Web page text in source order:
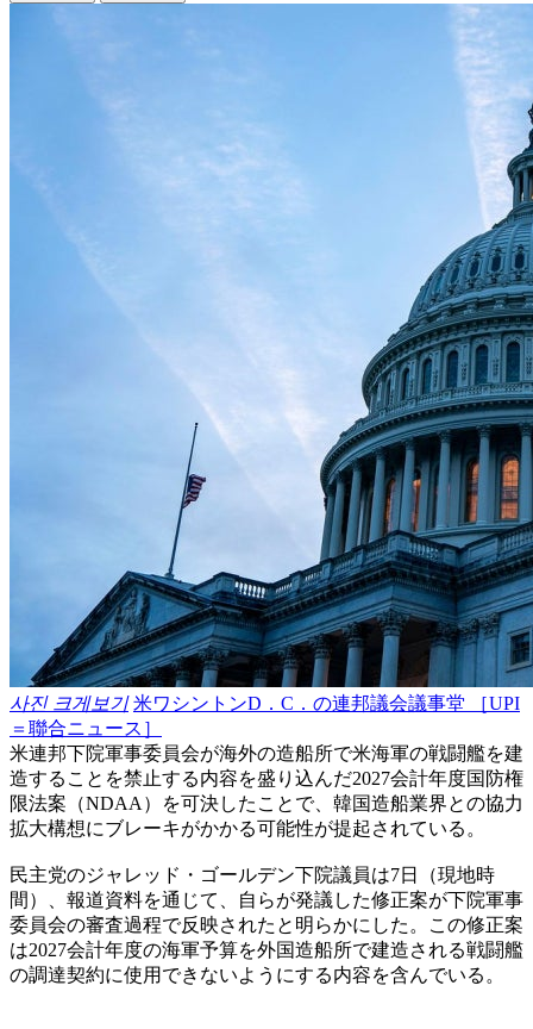
사진 크게보기 米ワシントンD．C．の連邦議会議事堂 ［UPI
＝聯合ニュース］
米連邦下院軍事委員会が海外の造船所で米海軍の戦闘艦を建
造することを禁止する内容を盛り込んだ2027会計年度国防権
限法案（NDAA）を可決したことで、韓国造船業界との協力
拡大構想にブレーキがかかる可能性が提起されている。
民主党のジャレッド・ゴールデン下院議員は7日（現地時
間）、報道資料を通じて、自らが発議した修正案が下院軍事
委員会の審査過程で反映されたと明らかにした。この修正案
は2027会計年度の海軍予算を外国造船所で建造される戦闘艦
の調達契約に使用できないようにする内容を含んでいる。